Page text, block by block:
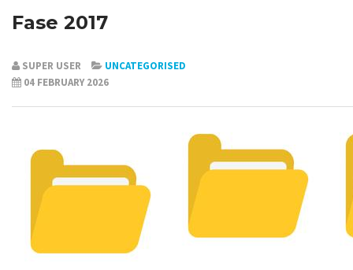
Fase 2017
SUPER USER
UNCATEGORISED
04 FEBRUARY 2026